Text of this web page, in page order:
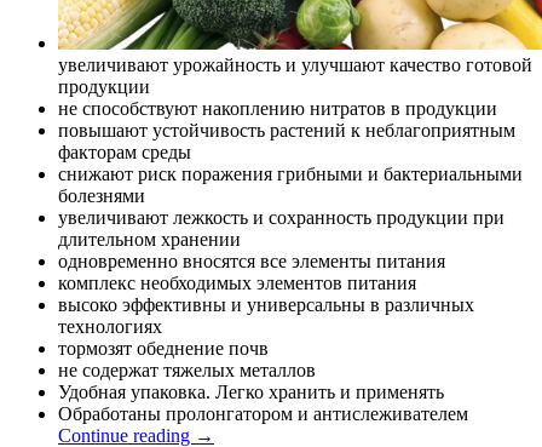
увеличивают урожайность и улучшают качество готовой
продукции
не способствуют накоплению нитратов в продукции
повышают устойчивость растений к неблагоприятным
факторам среды
снижают риск поражения грибными и бактериальными
болезнями
увеличивают лежкость и сохранность продукции при
длительном хранении
одновременно вносятся все элементы питания
комплекс необходимых элементов питания
высоко эффективны и универсальны в различных
технологиях
тормозят обеднение почв
не содержат тяжелых металлов
Удобная упаковка. Легко хранить и применять
Обработаны пролонгатором и антислеживателем
Continue reading →